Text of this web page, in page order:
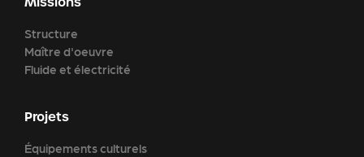
Structure
Maître d'oeuvre
Fluide et électricité
Projets
Équipements culturels